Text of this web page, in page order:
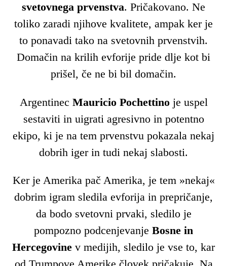
svetovnega prvenstva. Pričakovano. Ne
toliko zaradi njihove kvalitete, ampak ker je
to ponavadi tako na svetovnih prvenstvih.
Domačin na krilih evforije pride dlje kot bi
prišel, če ne bi bil domačin.
Argentinec Mauricio Pochettinoje uspel
sestaviti in uigrati agresivno in potentno
ekipo, ki je na tem prvenstvu pokazala nekaj
dobrih iger in tudi nekaj slabosti.
Ker je Amerika pač Amerika, je tem »nekaj«
dobrim igram sledila evforija in prepričanje,
da bodo svetovni prvaki, sledilo je
pompozno podcenjevanje Bosne in
Hercegovine v medijih, sledilo je vse to, kar